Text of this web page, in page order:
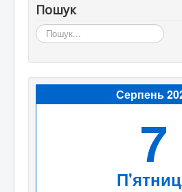
Пошук
Пошук...
Серпень
7